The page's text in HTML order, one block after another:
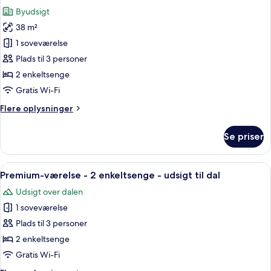
billeder
af
Deluxe-
værelse
-
2
Byudsigt
38 m²
1 soveværelse
Plads til 3 personer
2 enkeltsenge
Gratis Wi-Fi
Flere oplysninger
Flere
værelse
2
Se priser
Indlæs
alle
billeder
af
Premium-
værelse
-
Et hotelværelse med to senge, et
5
Premium-værelse - 2 enkeltsenge - udsigt til dal
Udsigt over dalen
1 soveværelse
Plads til 3 personer
2 enkeltsenge
Gratis Wi-Fi